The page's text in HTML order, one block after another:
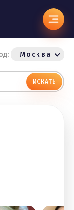
Москва
ИСКАТЬ